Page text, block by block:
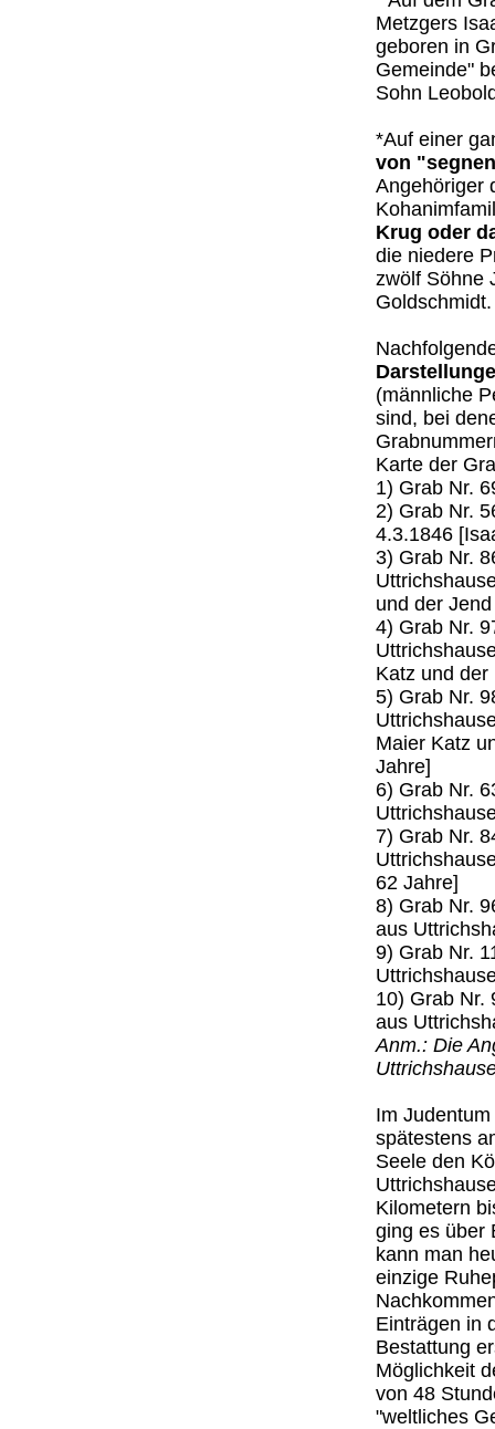
Metzgers
geboren in
Gemeinde"
Sohn
*Auf einer
von
Angehöriger
Krug oder
die niedere
zwölf Söhne
Goldschmidt.
(männliche
sind, bei
Karte der
1) Grab Nr.
2) Grab Nr.
4.3.1846
3) Grab Nr.
und der
4) Grab Nr.
Katz und
5) Grab Nr.
Maier Katz
Jahre]
6) Grab Nr.
7) Grab Nr.
62 Jahre]
8) Grab Nr.
aus
9) Grab Nr.
10) Grab Nr.
aus
Anm.: Die
Im
spätestens
Seele den
Kilometern
ging es über
kann man
einzige
Einträgen in
Bestattung
Möglichkeit
von 48
"weltliches